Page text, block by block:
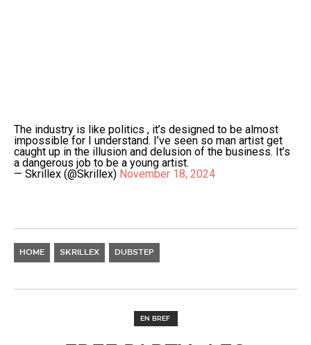
The industry is like politics , it’s designed to be almost
impossible for I understand. I’ve seen so man artist get
caught up in the illusion and delusion of the business. It’s
a dangerous job to be a young artist.
— Skrillex (@Skrillex) November 18, 2024
HOME SKRILLEX DUBSTEP
EN BREF